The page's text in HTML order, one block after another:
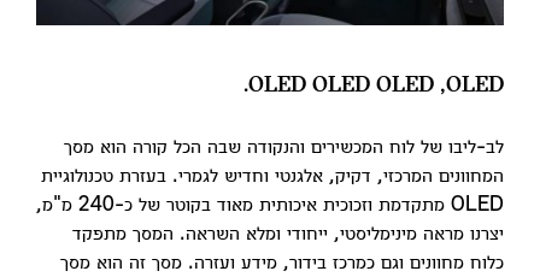
OLED‏, OLED OLED OLED.
לב-ליבו של לוח המכשירים והנקודה שבה הכל קורה הוא מסך
המחוונים המרכזי, דקיק, אלגנטי וחדיש לגמרי. בעזרת טכנולוגיית
OLED מתקדמת וזכוכית איכותית מאוד בקוטר של כ-240 מ"מ,
יצרנו מראה מינימליסטי, ייחודי ומלא השראה. המסך מתפקד
כלוח מחוונים וגם כמרכז בידור, מידע ועזרה. מסך זה הוא מסך